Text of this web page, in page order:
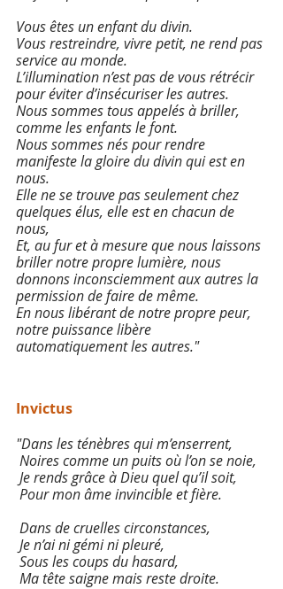
Vous êtes un enfant du divin.
Vous restreindre, vivre petit, ne rend pas
service au monde.
L’illumination n’est pas de vous rétrécir
pour éviter d’insécuriser les autres.
Nous sommes tous appelés à briller,
comme les enfants le font.
Nous sommes nés pour rendre
manifeste la gloire du divin qui est en
nous.
Elle ne se trouve pas seulement chez
quelques élus, elle est en chacun de
nous,
Et, au fur et à mesure que nous laissons
briller notre propre lumière, nous
donnons inconsciemment aux autres la
permission de faire de même.
En nous libérant de notre propre peur,
notre puissance libère
automatiquement les autres.″
Invictus
"Dans les ténèbres qui m’enserrent,
Noires comme un puits où l’on se noie,
Je rends grâce à Dieu quel qu’il soit,
Pour mon âme invincible et fière.
Dans de cruelles circonstances,
Je n’ai ni gémi ni pleuré,
Sous les coups du hasard,
Ma tête saigne mais reste droite.